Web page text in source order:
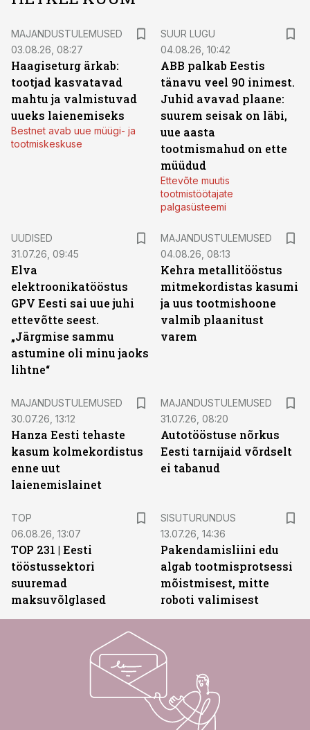
MAJANDUSTULEMUSED
03.08.26, 08:27
Haagiseturg ärkab:
tootjad kasvatavad
mahtu ja valmistuvad
uueks laienemiseks
Bestnet avab uue müügi- ja
tootmiskeskuse
SUUR LUGU
04.08.26, 10:42
ABB palkab Eestis
tänavu veel 90 inimest.
Juhid avavad plaane:
suurem seisak on läbi,
uue aasta
tootmismahud on ette
müüdud
Ettevõte muutis
tootmistöötajate
palgasüsteemi
UUDISED
31.07.26, 09:45
Elva
elektroonikatööstus
GPV Eesti sai uue juhi
ettevõtte seest.
„Järgmise sammu
astumine oli minu jaoks
lihtne“
MAJANDUSTULEMUSED
04.08.26, 08:13
Kehra metallitööstus
mitmekordistas kasumi
ja uus tootmishoone
valmib plaanitust
varem
MAJANDUSTULEMUSED
30.07.26, 13:12
Hanza Eesti tehaste
kasum kolmekordistus
enne uut
laienemislainet
MAJANDUSTULEMUSED
31.07.26, 08:20
Autotööstuse nõrkus
Eesti tarnijaid võrdselt
ei tabanud
TOP
06.08.26, 13:07
TOP 231 | Eesti
tööstussektori
suuremad
maksuvõlglased
SISUTURUNDUS
13.07.26, 14:36
Pakendamisliini edu
algab tootmisprotsessi
mõistmisest, mitte
roboti valimisest